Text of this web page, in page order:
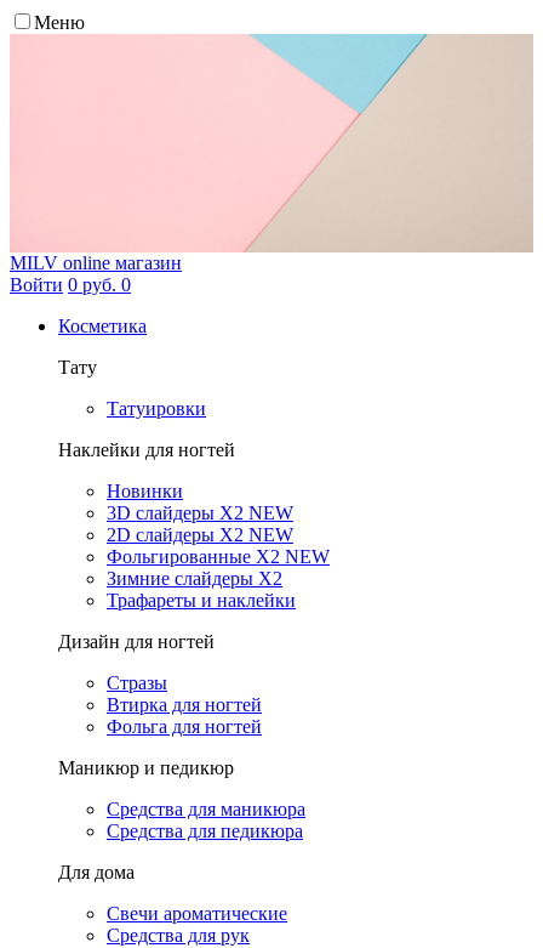
Меню
MILV online магазин
Войти 0 руб. 0
Косметика
Тату
Татуировки
Наклейки для ногтей
Новинки
3D слайдеры X2 NEW
2D слайдеры X2 NEW
Фольгированные X2 NEW
Зимние слайдеры Х2
Трафареты и наклейки
Дизайн для ногтей
Стразы
Втирка для ногтей
Фольга для ногтей
Маникюр и педикюр
Средства для маникюра
Средства для педикюра
Для дома
Свечи ароматические
Средства для рук